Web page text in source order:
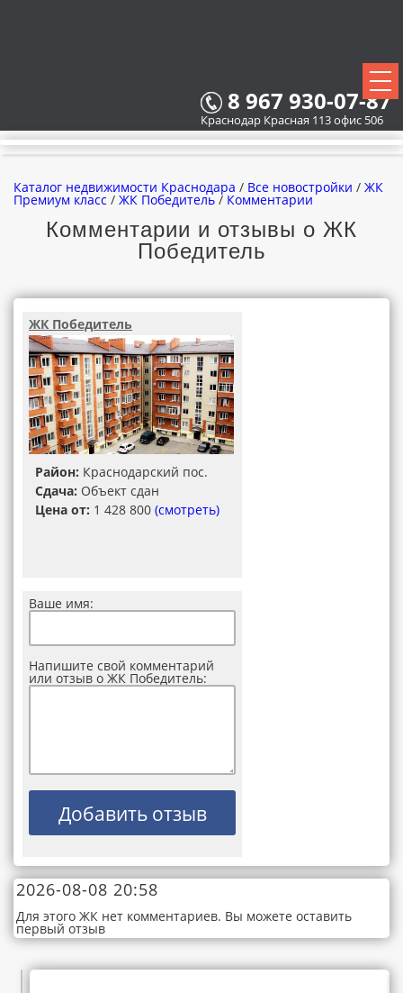
8 967 930-07-87
Краснодар Красная 113 офис 506
ВСЕ НОВОСТРОЙКИ
КАРТА НОВОСТРОЕК
ВСЕ КОТТЕДЖНЫЕ ПОСЕЛКИ
Каталог недвижимости Краснодара / Все новостройки / ЖК
Премиум класс / ЖК Победитель / Комментарии
Комментарии и отзывы о ЖК
Победитель
ЖК Победитель
Район: Краснодарский пос.
Сдача: Объект сдан
Цена от: 1 428 800 (смотреть)
Ваше имя:
Напишите свой комментарий
или отзыв о ЖК Победитель:
2026-08-08 20:58
Для этого ЖК нет комментариев. Вы можете оставить
первый отзыв